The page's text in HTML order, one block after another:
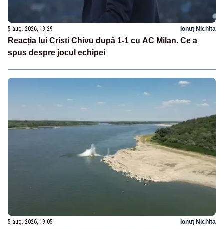
5 aug. 2026, 19:29 Ionuț Nichita
Reacția lui Cristi Chivu după 1-1 cu AC Milan. Ce a
spus despre jocul echipei
5 aug. 2026, 19:05 Ionuț Nichita